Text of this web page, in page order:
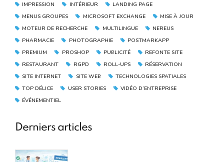
IMPRESSION
INTÉRIEUR
LANDING PAGE
MENUS GROUPES
MICROSOFT EXCHANGE
MISE À JOUR
MOTEUR DE RECHERCHE
MULTILINGUE
NEREUS
PHARMACIE
PHOTOGRAPHIE
POSTMARKAPP
PREMIUM
PROSHOP PUBLICITÉ
REFONTE SITE
RESTAURANT
RGPD ROLL-UPS
RÉSERVATION
SITE INTERNET
SITE WEB
TECHNOLOGIES SPATIALES
TOP DÉLICE
USER STORIES
VIDÉO D’ENTREPRISE
ÉVÉNEMENTIEL
Derniers articles